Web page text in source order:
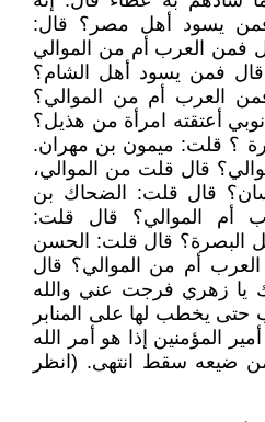
فمن يسود أهل مصر؟ قال:
فمن العرب أم من الموالي
فمن يسود أهل الشام؟
العرب أم من الموالي؟
أعتقته امرأة من هذيل؟
؟ قلت: ميمون بن مهران.
قال قلت من الموالي،
قال قلت: الضحاك بن
أم الموالي؟ قال قلت:
البصرة؟ قال قلت: الحسن
أم من الموالي؟ قال
يا زهري فرجت عني والله
حتى يخطب لها على المنابر
المؤمنين إذا هو أمر الله
ضيعه سقط انتهى. (انظر